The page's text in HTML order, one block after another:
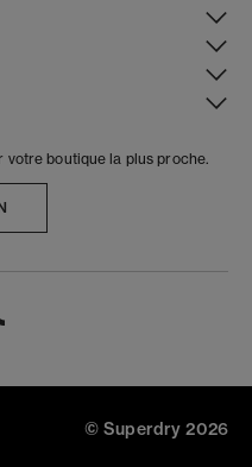
boutique la plus proche.
© Superdry 2026